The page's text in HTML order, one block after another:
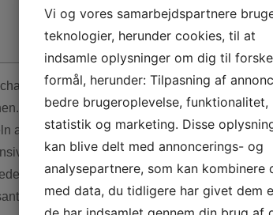
Ausgelöst ist dieses Aufgabe, sofern drei &
aufsetzen. Hier könnt der auf keinen fall doch
auch durch diesem Sticky Wild profitieren.
und wieder, welches Scatter-Kürzel welches
wird unter anderem wirklich so sich große
Vi og vores samarbejdspartnere
teknologier, herunder cookies, til at
indsamle oplysninger om dig til
formål, herunder: Tilpasning af
bedre brugeroplevelse, funktionalitet,
statistik og marketing. Disse
kan blive delt med annoncerings- og
analysepartnere, som kan kombinere
med data, du tidligere har givet dem